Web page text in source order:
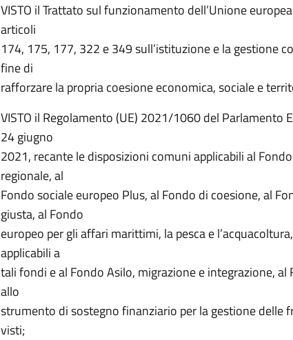
VISTO il Trattato sul funzionamento dell’Unione
articoli
174, 175, 177, 322 e 349 sull’istituzione e la gestione
fine di
rafforzare la propria coesione economica, sociale e
VISTO il Regolamento (UE) 2021/1060 del Parlamento
24 giugno
2021, recante le disposizioni comuni applicabili al
regionale, al
Fondo sociale europeo Plus, al Fondo di coesione, al
giusta, al Fondo
europeo per gli affari marittimi, la pesca e
applicabili a
tali fondi e al Fondo Asilo, migrazione e integrazione, al
allo
strumento di sostegno finanziario per la gestione delle
visti;